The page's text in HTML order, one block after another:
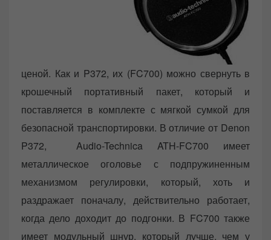
ценой. Как и P372, их (FC700) можно свернуть в
крошечный портативный пакет, который и
поставляется в комплекте с мягкой сумкой для
безопасной транспортировки. В отличие от Denon
P372, Audio-Technica ATH-FC700 имеет
металлическое оголовье с подпружиненным
механизмом регулировки, который, хоть и
раздражает поначалу, действительно работает,
когда дело доходит до подгонки. В FC700 также
имеет модульный шнур, который лучше, чем у